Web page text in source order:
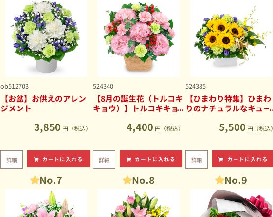
ob512703
【お盆】お供えのアレン
ジメント
3,850 円（税込）
詳細 カートに入れる
524340
【8月の誕生花（トルコキ
キョウ）】トルコキキョ
4,400 円（税込）
詳細 カートに入れる
524385
【ひまわり特集】ひまわ
りのナチュラルなキュー
5,500 円（税込）
詳細 カートに入れる
No.7 No.8 No.9